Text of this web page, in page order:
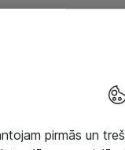
pirmās un